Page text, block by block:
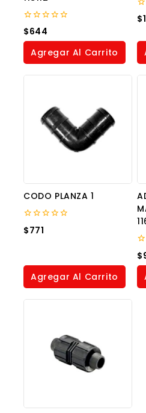
0
out
of
$644
Agregar Al Carrito
0
5
$
CODO PLANZA 1
0
out
$771
Agregar Al Carrito
0
of
$